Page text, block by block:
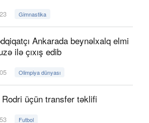
Gimnastika
Ankarada beynəlxalq elmi
ilə çıxış edib
Olimpiya dünyası
üçün transfer təklifi
Futbol